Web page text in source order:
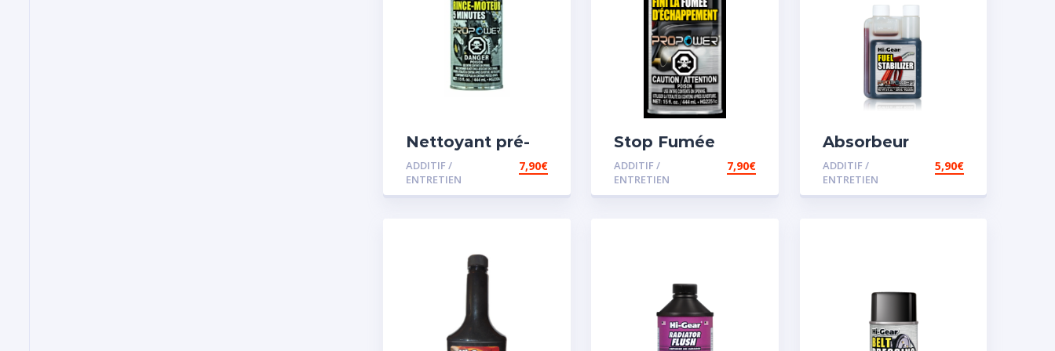
Nettoyant pré-
vidange
ADDITIF /
ENTRETIEN
7,90€
Stop Fumée
ADDITIF /
ENTRETIEN
7,90€
Absorbeur
disperssant
d’eau pour
carburant
ADDITIF /
ENTRETIEN
5,90€